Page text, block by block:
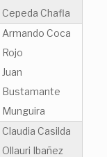
Cepeda Chafla
Armando Coca
Rojo
Juan
Bustamante
Munguira
Claudia Casilda
Ollauri Ibañez